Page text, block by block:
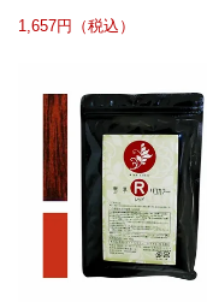
1,657円（税込）